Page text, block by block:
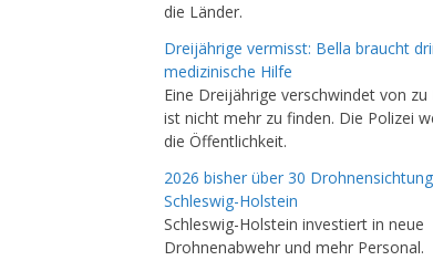
die Länder.
Dreijährige vermisst: Bella braucht
medizinische Hilfe
Eine Dreijährige verschwindet von zu
ist nicht mehr zu finden. Die Polizei
die Öffentlichkeit.
2026 bisher über 30
Schleswig-Holstein
Schleswig-Holstein investiert in neue
Drohnenabwehr und mehr Personal.